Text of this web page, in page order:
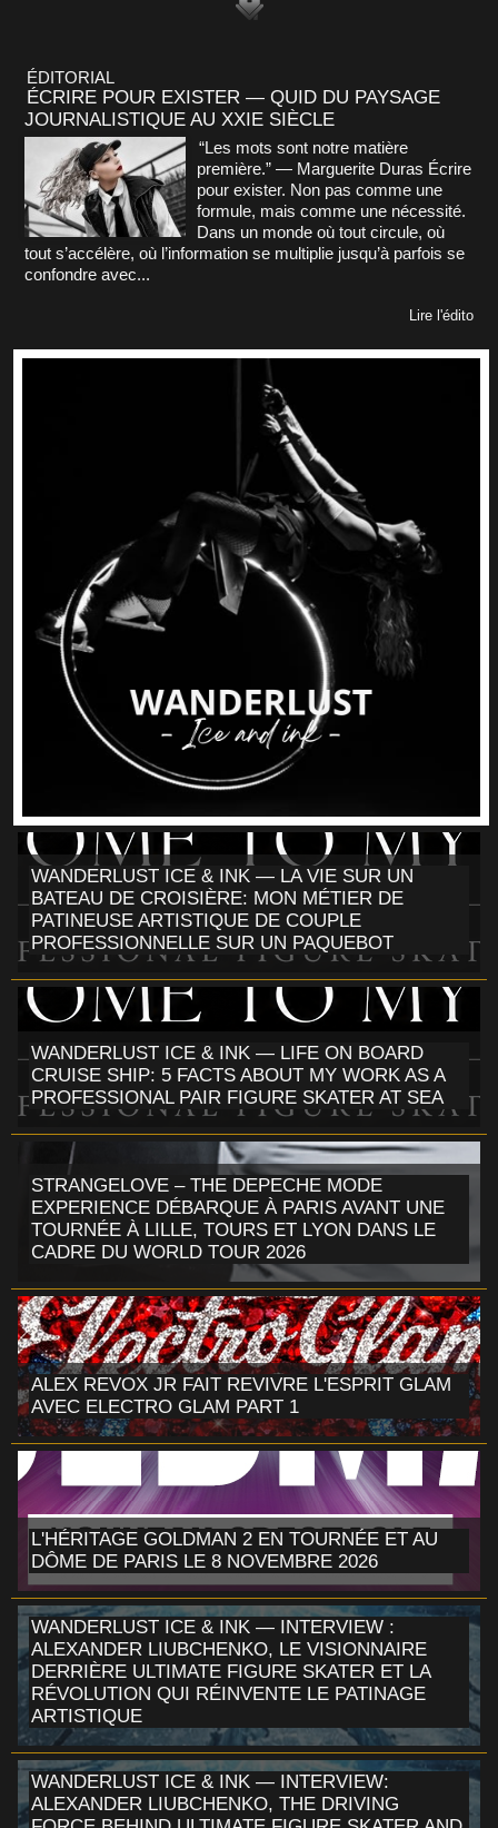
ÉDITORIAL
ÉCRIRE POUR EXISTER — QUID DU PAYSAGE
JOURNALISTIQUE AU XXIE SIÈCLE
“Les mots sont notre matière
première.” — Marguerite Duras Écrire
pour exister. Non pas comme une
formule, mais comme une nécessité.
Dans un monde où tout circule, où
tout s’accélère, où l’information se multiplie jusqu’à parfois se
confondre avec...
Lire l'édito
WANDERLUST ICE & INK — LA VIE SUR UN
BATEAU DE CROISIÈRE: MON MÉTIER DE
PATINEUSE ARTISTIQUE DE COUPLE
PROFESSIONNELLE SUR UN PAQUEBOT
WANDERLUST ICE & INK — LIFE ON BOARD
CRUISE SHIP: 5 FACTS ABOUT MY WORK AS A
PROFESSIONAL PAIR FIGURE SKATER AT SEA
STRANGELOVE – THE DEPECHE MODE
EXPERIENCE DÉBARQUE À PARIS AVANT UNE
TOURNÉE À LILLE, TOURS ET LYON DANS LE
CADRE DU WORLD TOUR 2026
ALEX REVOX JR FAIT REVIVRE L'ESPRIT GLAM
AVEC ELECTRO GLAM PART 1
L'HÉRITAGE GOLDMAN 2 EN TOURNÉE ET AU
DÔME DE PARIS LE 8 NOVEMBRE 2026
WANDERLUST ICE & INK — INTERVIEW :
ALEXANDER LIUBCHENKO, LE VISIONNAIRE
DERRIÈRE ULTIMATE FIGURE SKATER ET LA
RÉVOLUTION QUI RÉINVENTE LE PATINAGE
ARTISTIQUE
WANDERLUST ICE & INK — INTERVIEW:
ALEXANDER LIUBCHENKO, THE DRIVING